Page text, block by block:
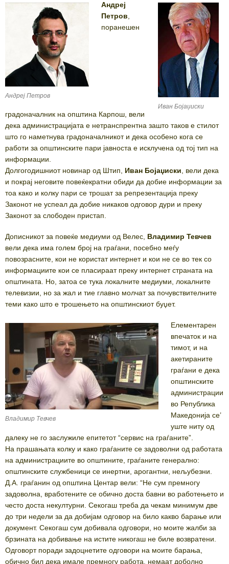
Андреј Пeтров
Иван Бојаџиски
Андреј
Пeтров
поранешен
градоначалник на општина Карпош, вели
дека администрацијата е нетранспрентна зашто таков е стилот
што го наметнува градоначалникот и дека особено кога се
работи за општинските пари јавноста е исклучена од тој тип на
информации.
Долгогодишниот новинар од Штип, Иван Бојаџиски , вели дека
и покрај неговите повеќекратни обиди да добие информации за
тоа како и колку пари се трошат за репрезентација преку
Законот не успеал да добие никаков одговор дури и преку
Законот за слободен пристап.
Дописникот за повеќе медиуми од Велес, Владимир Тевчев
вели дека има голем број на граѓани, посебно меѓу
повозрасните, кои не користат интернет и кои не се во тек со
информациите кои се пласираат преку интернет страната на
општината. Но, затоа се тука локалните медиуми, локалните
телевизии, но за жал и тие главно молчат за почувствителните
теми како што е трошењето на општинскиот буџет.
Владимир Тевчев
Елементарен
впечаток и на
тимот, и на
акетираните
граѓани е дека
општинските
администрации
во Република
Македонија се’
уште ниту од
далеку не го заслужилe епитетот “сервис на граѓаните”.
На прашањата колку и како граѓаните се задоволни од работата
на администрациите во општините, граѓаните генерално:
општинските службеници се инертни, арогантни, нељубезни.
Д.А. граѓанин од општина Центар вели: “Не сум премногу
задоволна, вработените се обично доста бавни во работењето и
често доста некултурни. Секогаш треба да чекам минимум две
до три недели за да добијам одговор на било какво барање или
документ. Секогаш сум добивала одговори, но моите жалби за
брзината на добивање на истите никогаш не биле возвратени.
Одговорт поради задоцнетите одговори на моите барања,
обично бил дека имале премногу работа, немаат доболно